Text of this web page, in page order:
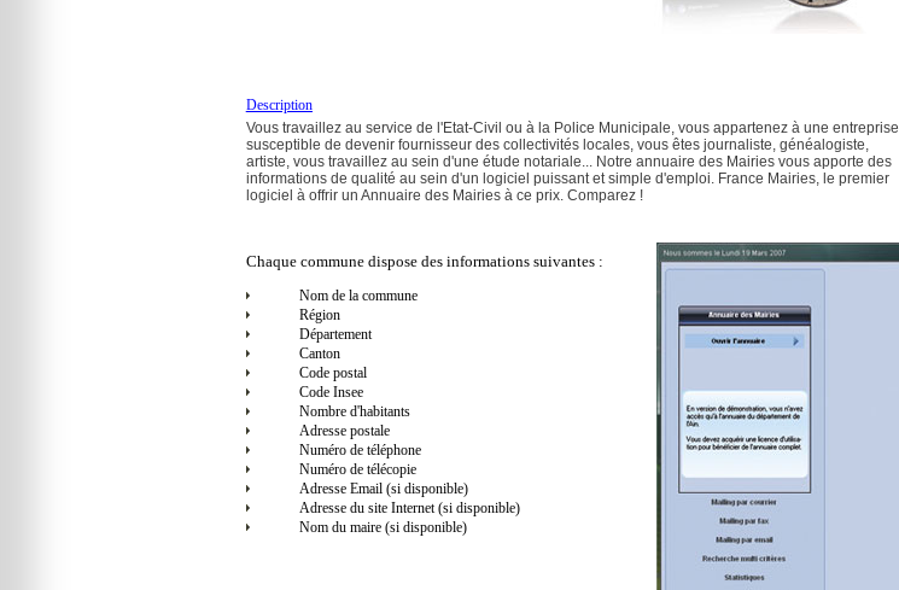
Description
Vous travaillez au service de l'Etat-Civil ou à la Police Municipale, vous appartenez à une entreprise
susceptible de devenir fournisseur des collectivités locales, vous êtes journaliste, généalogiste,
artiste, vous travaillez au sein d'une étude notariale... Notre annuaire des Mairies vous apporte des
informations de qualité au sein d'un logiciel puissant et simple d'emploi. France Mairies, le premier
logiciel à offrir un Annuaire des Mairies à ce prix. Comparez !
Nom de la commune
Région
Département
Canton
Code postal
Code Insee
Nombre d'habitants
Adresse postale
Numéro de téléphone
Numéro de télécopie
Adresse Email (si disponible)
Adresse du site Internet (si disponible)
Nom du maire (si disponible)
Chaque commune dispose des informations suivantes :